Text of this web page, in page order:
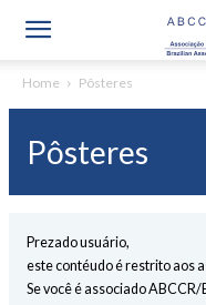
Home Pôsteres
Pôsteres
Prezado usuário,
este contéudo é restrito aos
Se você é associado ABCCR/